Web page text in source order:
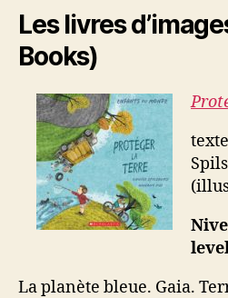
Les livres
Books)
La planète bleue. Gaia.